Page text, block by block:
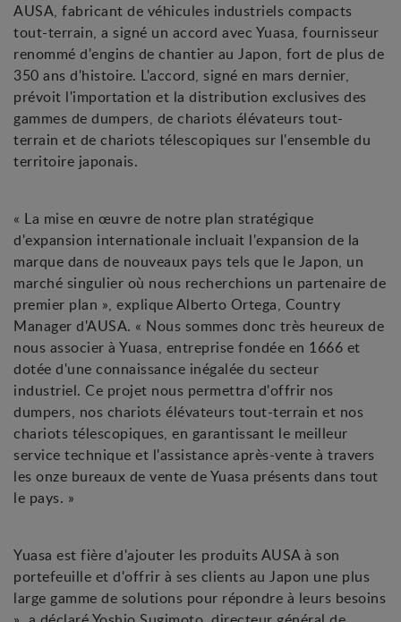
AUSA, fabricant de véhicules industriels compacts
tout-terrain, a signé un accord avec Yuasa, fournisseur
renommé d'engins de chantier au Japon, fort de plus de
350 ans d'histoire. L'accord, signé en mars dernier,
prévoit l'importation et la distribution exclusives des
gammes de dumpers, de chariots élévateurs tout-
terrain et de chariots télescopiques sur l'ensemble du
territoire japonais.
« La mise en œuvre de notre plan stratégique
d'expansion internationale incluait l'expansion de la
marque dans de nouveaux pays tels que le Japon, un
marché singulier où nous recherchions un partenaire de
premier plan », explique Alberto Ortega, Country
Manager d'AUSA. « Nous sommes donc très heureux de
nous associer à Yuasa, entreprise fondée en 1666 et
dotée d'une connaissance inégalée du secteur
industriel. Ce projet nous permettra d'offrir nos
dumpers, nos chariots élévateurs tout-terrain et nos
chariots télescopiques, en garantissant le meilleur
service technique et l'assistance après-vente à travers
les onze bureaux de vente de Yuasa présents dans tout
le pays. »
Yuasa est fière d'ajouter les produits AUSA à son
portefeuille et d'offrir à ses clients au Japon une plus
large gamme de solutions pour répondre à leurs besoins